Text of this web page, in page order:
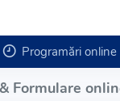
Programări online
Formulare